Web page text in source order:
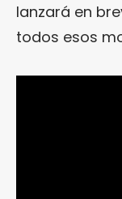
lanzará en
todos esos